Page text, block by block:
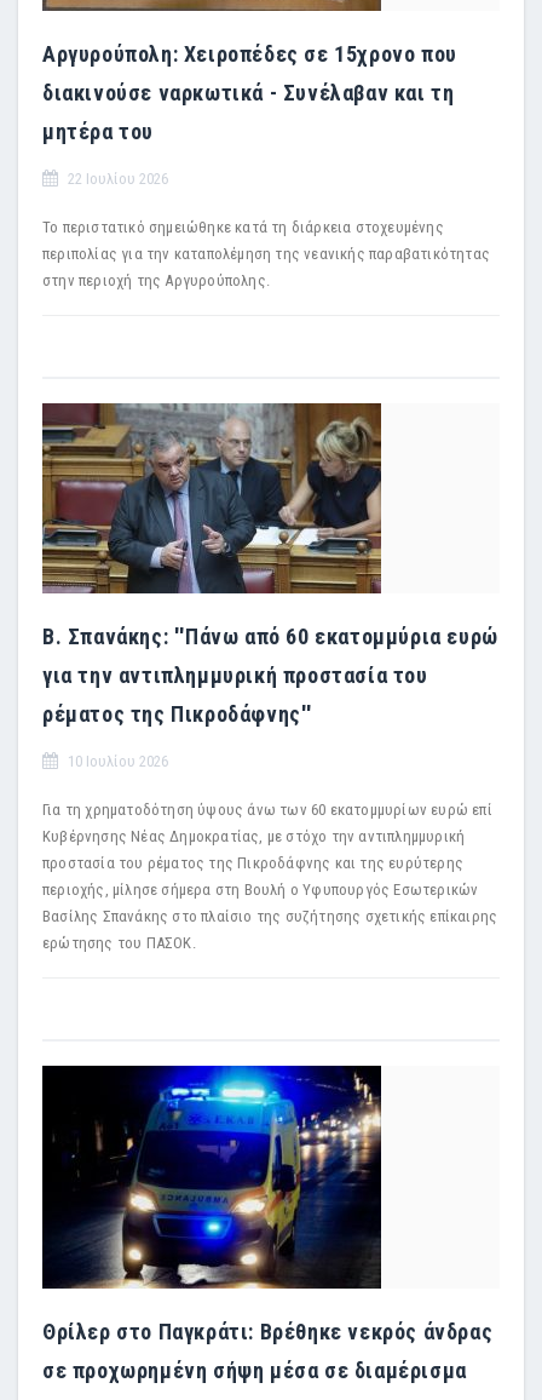
Αργυρούπολη: Χειροπέδες σε 15χρονο που
διακινούσε ναρκωτικά - Συνέλαβαν και τη
μητέρα του
22 Ιουλίου 2026
Το περιστατικό σημειώθηκε κατά τη διάρκεια στοχευμένης
περιπολίας για την καταπολέμηση της νεανικής παραβατικότητας
στην περιοχή της Αργυρούπολης.
Β. Σπανάκης: ''Πάνω από 60 εκατομμύρια ευρώ
για την αντιπλημμυρική προστασία του
ρέματος της Πικροδάφνης''
10 Ιουλίου 2026
Για τη χρηματοδότηση ύψους άνω των 60 εκατομμυρίων ευρώ επί
Κυβέρνησης Νέας Δημοκρατίας, με στόχο την αντιπλημμυρική
προστασία του ρέματος της Πικροδάφνης και της ευρύτερης
περιοχής, μίλησε σήμερα στη Βουλή ο Υφυπουργός Εσωτερικών
Βασίλης Σπανάκης στο πλαίσιο της συζήτησης σχετικής επίκαιρης
ερώτησης του ΠΑΣΟΚ.
Θρίλερ στο Παγκράτι: Βρέθηκε νεκρός άνδρας
σε προχωρημένη σήψη μέσα σε διαμέρισμα